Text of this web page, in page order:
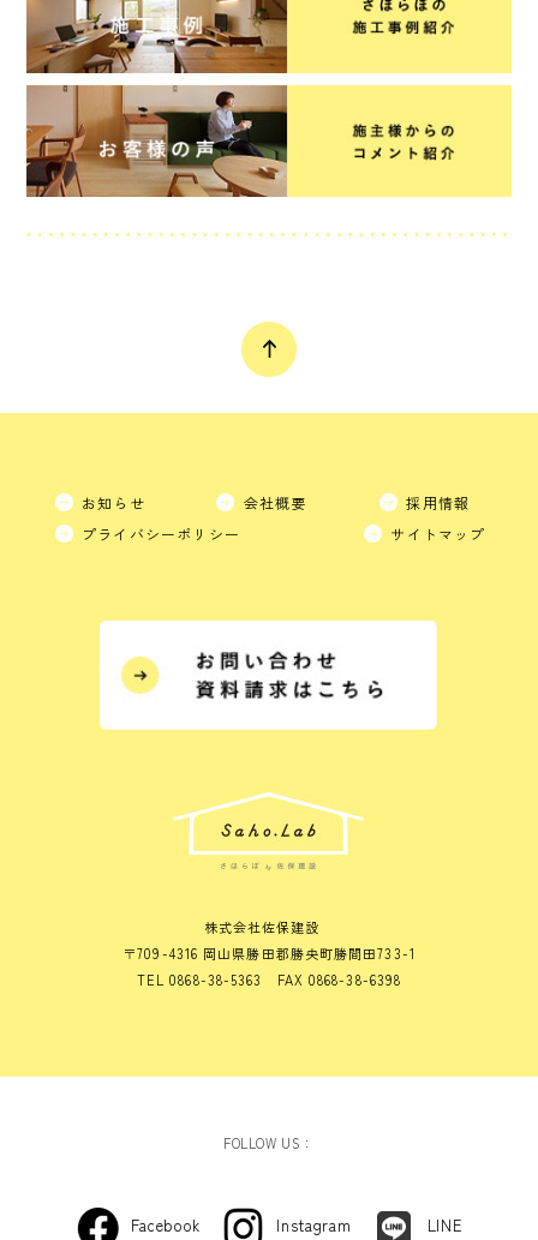
お知らせ 会社概要
採用情報
プライバシーポリシー
サイトマップ
株式会社佐保建設
〒709-4316 岡山県勝田郡勝央町勝間田733-1
TEL 0868-38-5363 FAX 0868-38-6398
FOLLOW US：
Facebook Instagram LINE